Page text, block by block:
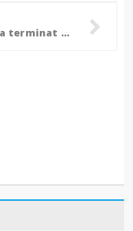
A intrat cu 10 la facultate, a terminat ca Student-Senator! Estera Daria: ”Fiți curioși, puneți întrebări, nu vă mulțumiți niciodată cu jumătăți de măsură!”